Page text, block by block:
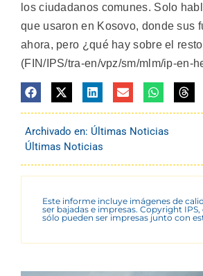
los ciudadanos comunes. Solo
que usaron en Kosovo, donde sus
ahora, pero ¿qué hay sobre el
(FIN/IPS/tra-en/vpz/sm/mlm/ip-en-
Archivado en: Últimas Noticias
Últimas Noticias
Este informe incluye imágenes de
ser bajadas e impresas. Copyright
sólo pueden ser impresas junto con